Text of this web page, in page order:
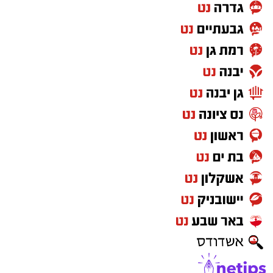
קניית עוקבים באינסטגרם היא שירות המאפשר
להגדיל את מספר העוקבים בפרופיל באמצעות
רכישת חבילות עוקבים מספקים שונים. כיום קיימים
שירותים רבים המציעים סוגים שונים של עוקבים –
החל מחשבונות בסיסיים ועד עוקבים אמיתיים
ופעילים.
המטרה העיקרית של השירות היא ליצור רושם
ראשוני חזק יותר. כאשר אנשים נכנסים לפרופיל
ורואים מספר עוקבים גבוה, הם נוטים לתפוס את
החשבון כאמין, מוכר ופופולרי יותר
עם זאת, חשוב להבין שמספר העוקבים לבדו אינו